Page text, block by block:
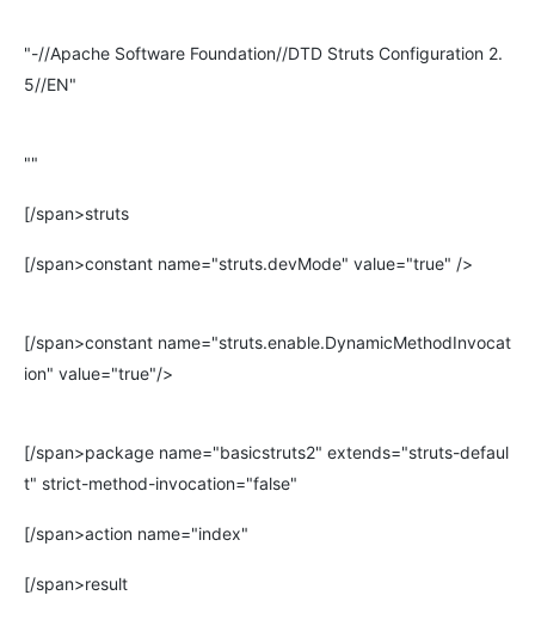
"-//Apache Software Foundation//DTD Struts Configuration 2.
5//EN"
""
[/span>struts
[/span>constant name="struts.devMode" value="true" />
[/span>constant name="struts.enable.DynamicMethodInvocat
ion" value="true"/>
[/span>package name="basicstruts2" extends="struts-defaul
t" strict-method-invocation="false"
[/span>action name="index"
[/span>result